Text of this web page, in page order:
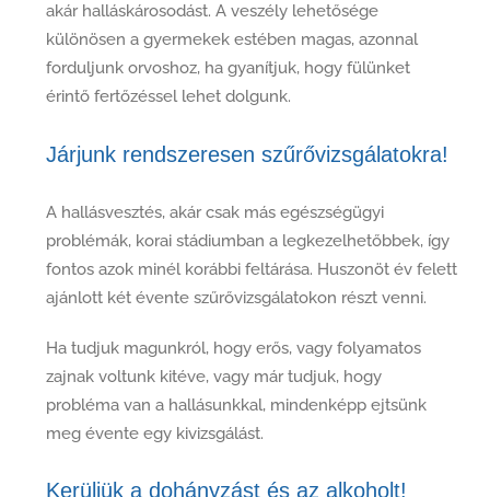
akár halláskárosodást. A veszély lehetősége
különösen a gyermekek estében magas, azonnal
forduljunk orvoshoz, ha gyanítjuk, hogy fülünket
érintő fertőzéssel lehet dolgunk.
Járjunk rendszeresen szűrővizsgálatokra!
A hallásvesztés, akár csak más egészségügyi
problémák, korai stádiumban a legkezelhetőbbek, így
fontos azok minél korábbi feltárása. Huszonöt év felett
ajánlott két évente szűrővizsgálatokon részt venni.
Ha tudjuk magunkról, hogy erős, vagy folyamatos
zajnak voltunk kitéve, vagy már tudjuk, hogy
probléma van a hallásunkkal, mindenképp ejtsünk
meg évente egy kivizsgálást.
Kerüljük a dohányzást és az alkoholt!